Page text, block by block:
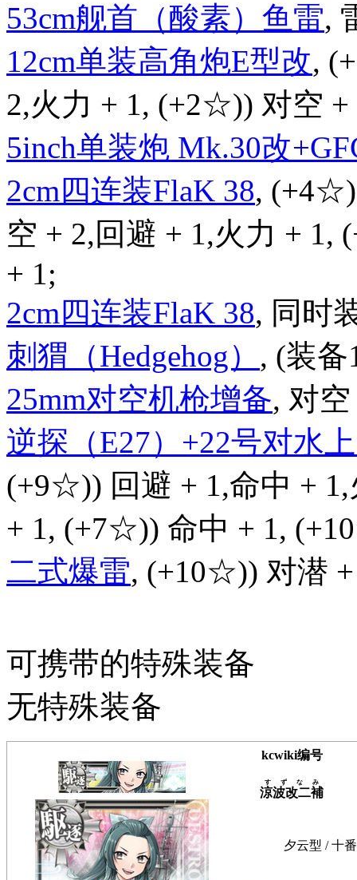
53cm舰首（酸素）鱼雷,
12cm单装高角炮E型改,
2,火力 + 1, (+2☆)) 对空 +
5inch单装炮 Mk.30改
2cm四连装FlaK 38,
空 + 2,回避 + 1,火力 + 1,
+ 1;
2cm四连装FlaK 38, 同时
刺猬（Hedgehog） , (装备
25mm对空机枪增备, 对
逆探（E27）+22号对水
(+9☆)) 回避 + 1,命中 +
+ 1, (+7☆)) 命中 + 1,
二式爆雷, (+10☆)) 对潜
可携带的特殊装备
无特殊装备
kcwiki编号
涼波改二補
すずなみ
夕云型 / 十